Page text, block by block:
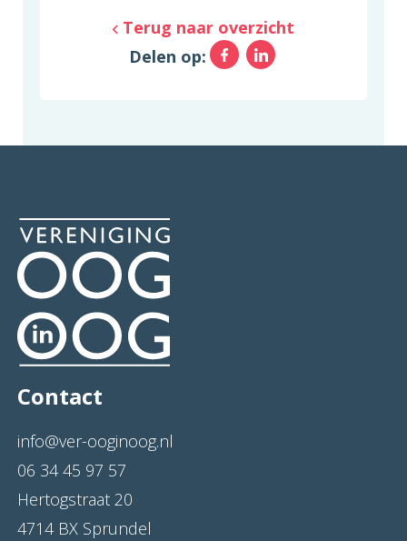
Terug naar overzicht
Delen op:
Facebook
LinkedIn
Contact
info@ver-ooginoog.nl
06 34 45 97 57
Hertogstraat 20
4714 BX Sprundel